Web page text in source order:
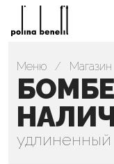
Меню Магазин